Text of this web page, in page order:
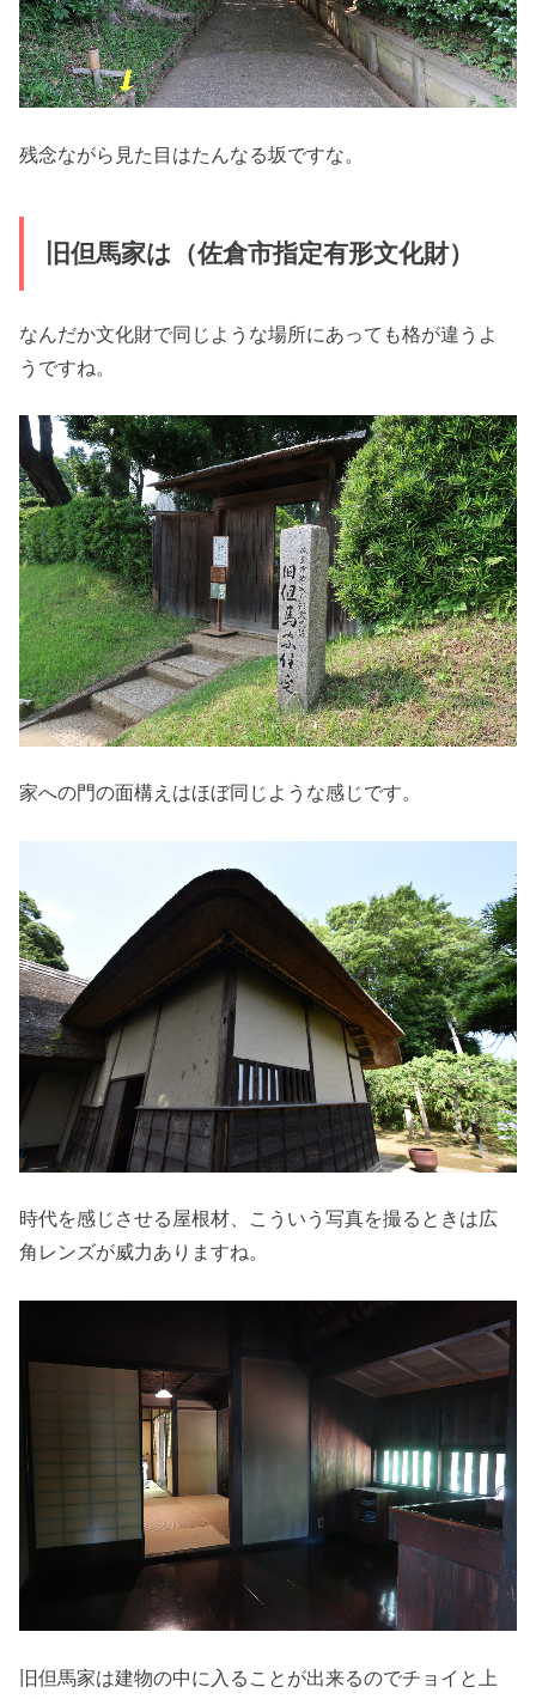
残念ながら見た目はたんなる坂ですな。
旧但馬家は（佐倉市指定有形文化財）
なんだか文化財で同じような場所にあっても格が違うよ
うですね。
家への門の面構えはほぼ同じような感じです。
時代を感じさせる屋根材、こういう写真を撮るときは広
角レンズが威力ありますね。
旧但馬家は建物の中に入ることが出来るのでチョイと上